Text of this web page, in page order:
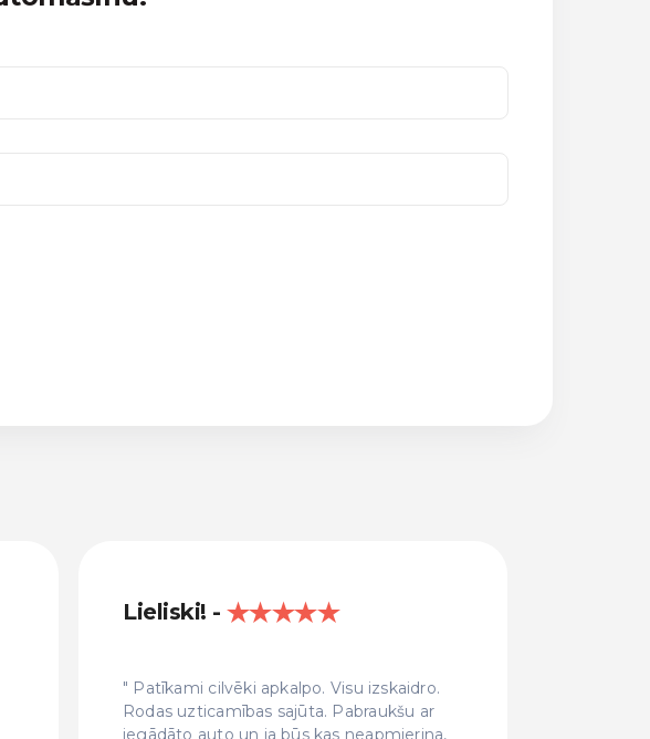
Lieliski!
Patīkami cilvēki apkalpo. Visu izskaidro.
Rodas uzticamības sajūta. Pabraukšu ar
iegādāto auto un ja būs kas neapmierina,